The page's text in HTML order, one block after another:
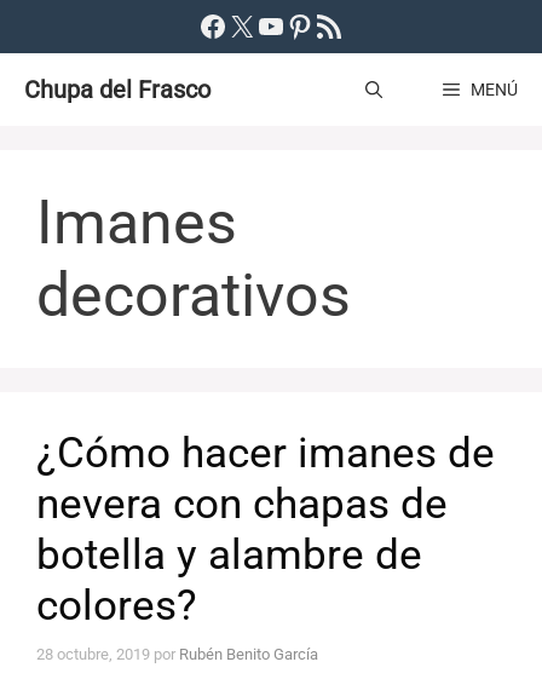
al
contenido
Facebook
X YouTube
Pinterest
Feed RSS
Chupa del Frasco MENÚ
Imanes
decorativos
¿Cómo hacer imanes de
nevera con chapas de
botella y alambre de
colores?
28 octubre, 2019 por Rubén Benito García